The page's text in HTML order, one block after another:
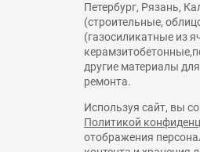
Петербург, Рязань,
(строительные,
(газосиликатные из
другие материалы
ремонта.
Используя сайт, вы
Политикой
отображения